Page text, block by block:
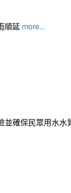
順延 more...
確保民眾用水